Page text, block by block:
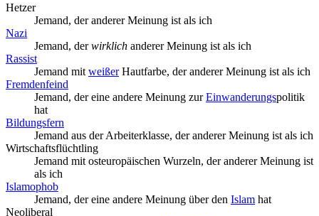
Hetzer
Jemand, der anderer Meinung ist als ich
Nazi
Jemand, derwirklich anderer Meinung ist als ich
Rassist
Jemand mit weißerHautfarbe, der anderer Meinung ist als ich
Fremdenfeind
Jemand, der eine andere Meinung zurEinwanderungs­politik
hat
Bildungsfern
Jemand aus der Arbeiterklasse, der anderer Meinung ist als ich
Wirtschaftsflüchtling
Jemand mit osteuropäischen Wurzeln, der anderer Meinung ist
als ich
Islamophob
Jemand, der eine andere Meinung über den Islam hat
Neoliberal